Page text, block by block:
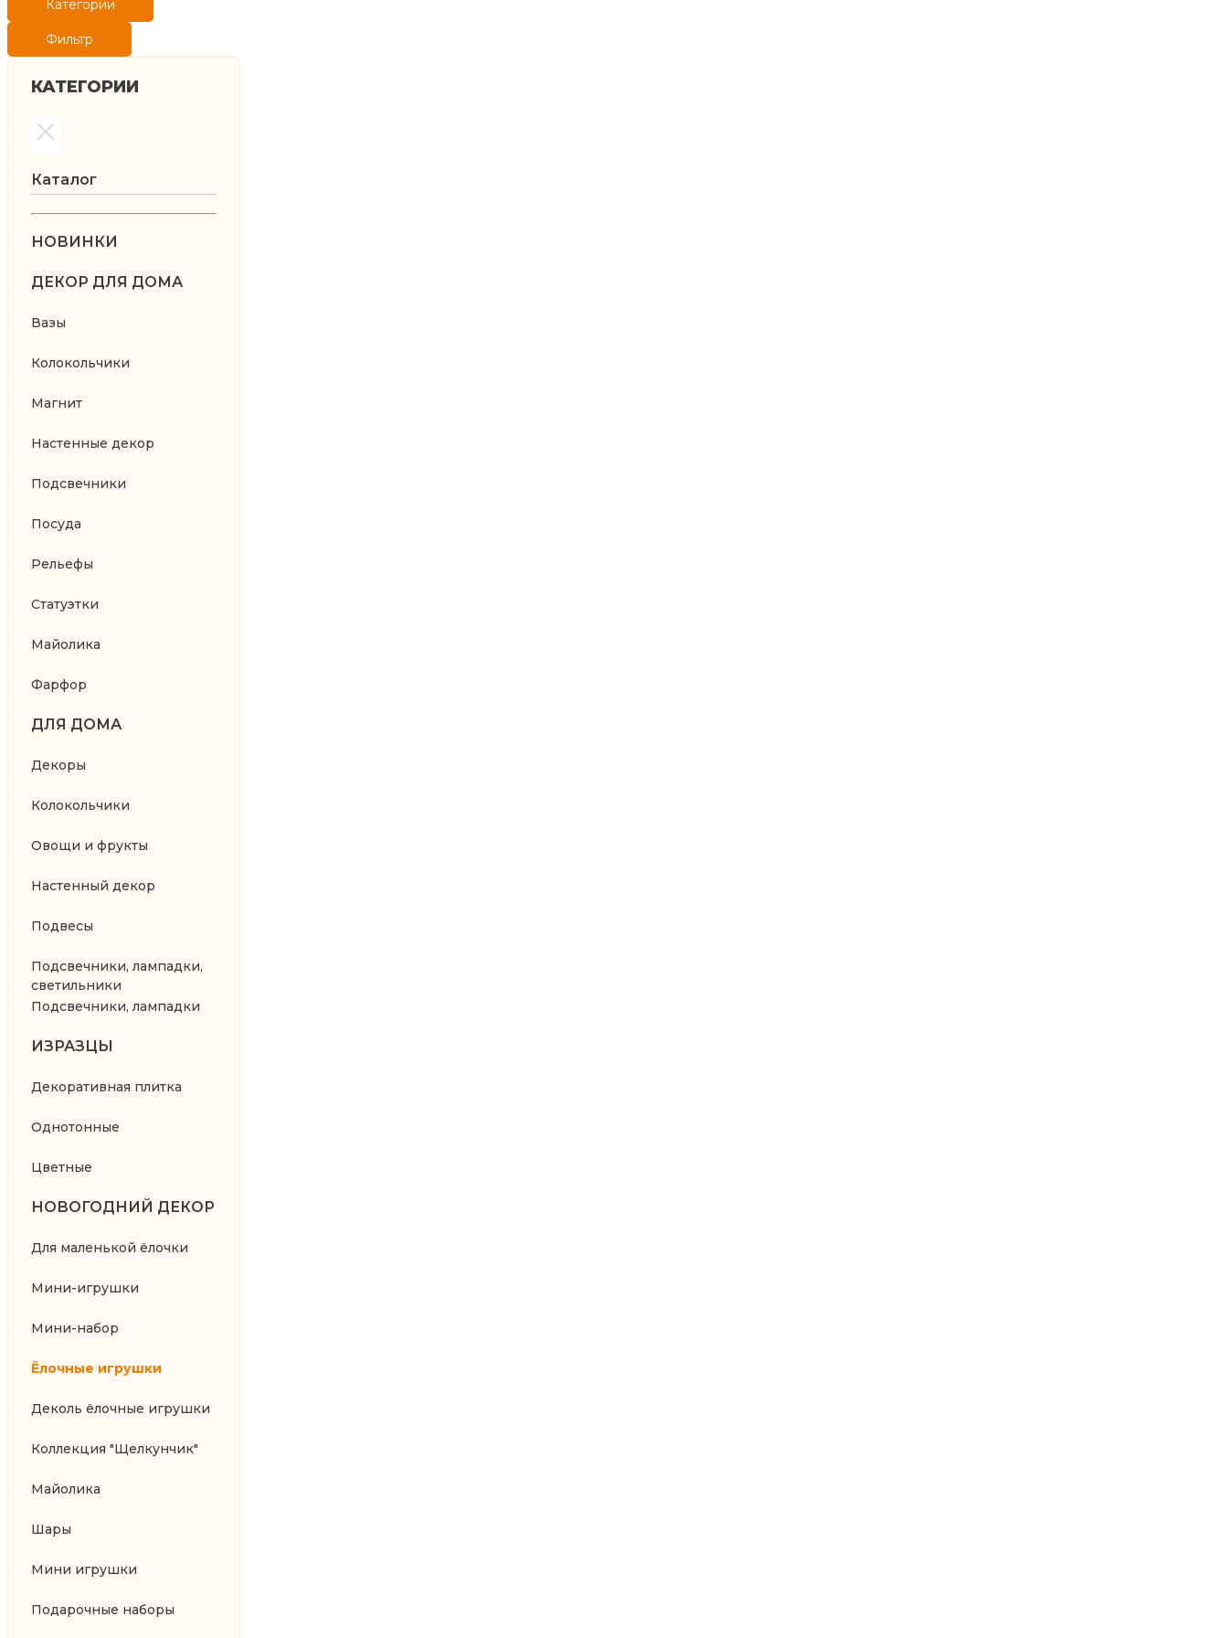
Категории
Фильтр
КАТЕГОРИИ
Каталог
НОВИНКИ
ДЕКОР ДЛЯ ДОМА
Вазы
Колокольчики
Магнит
Настенные декор
Подсвечники
Посуда
Рельефы
Статуэтки
Майолика
Фарфор
ДЛЯ ДОМА
Декоры
Колокольчики
Овощи и фрукты
Настенный декор
Подвесы
Подсвечники, лампадки,
светильники
Подсвечники, лампадки
ИЗРАЗЦЫ
Декоративная плитка
Однотонные
Цветные
НОВОГОДНИЙ ДЕКОР
Для маленькой ёлочки
Мини-игрушки
Мини-набор
Ёлочные игрушки
Деколь ёлочные игрушки
Коллекция "Щелкунчик"
Майолика
Шары
Мини игрушки
Подарочные наборы